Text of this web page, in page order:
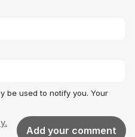
be used to notify you. Your
Add your comment